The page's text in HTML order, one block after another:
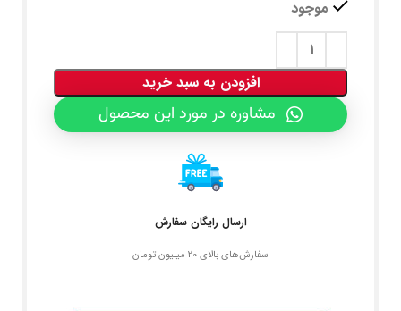
موجود
افزودن به سبد خرید
مشاوره در مورد این محصول
ارسال رایگان سفارش
سفارش‌های بالای 20 میلیون تومان